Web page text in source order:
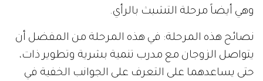
وهي أيضاً مرحلة التشبث بالرأي.
نصائح هذه المرحلة: في هذه المرحلة من المفضل أن
يتواصل الزوجان مع مدرب تنمية بشرية وتطوير ذات،
حتى يساعدهما على التعرف على الجوانب الخفية في